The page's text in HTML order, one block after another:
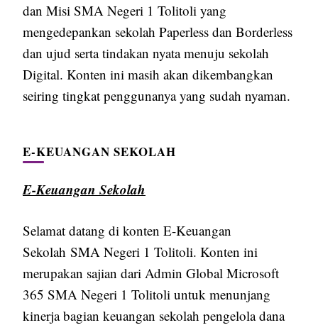
dan Misi SMA Negeri 1 Tolitoli yang
mengedepankan sekolah Paperless dan Borderless
dan ujud serta tindakan nyata menuju sekolah
Digital. Konten ini masih akan dikembangkan
seiring tingkat penggunanya yang sudah nyaman.
E-KEUANGAN SEKOLAH
E-Keuangan Sekolah
Selamat datang di konten E-Keuangan
Sekolah SMA Negeri 1 Tolitoli. Konten ini
merupakan sajian dari Admin Global Microsoft
365 SMA Negeri 1 Tolitoli untuk menunjang
kinerja bagian keuangan sekolah pengelola dana